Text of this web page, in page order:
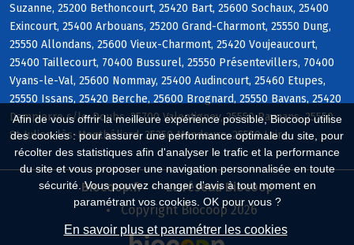
Afin de vous offrir la meilleure expérience possible, Biocoop utilise
des cookies : pour assurer une performance optimale du site, pour
récolter des statistiques afin d'analyser le trafic et la performance
du site et vous proposer une navigation personnalisée en toute
sécurité. Vous pouvez changer d'avis à tout moment en
paramétrant vos cookies. OK pour vous ?
En savoir plus et paramétrer les cookies
Suzanne, 25200 Bethoncourt, 25420 Bart, 25600 Sochaux, 25400
Exincourt, 25400 Arbouans, 25200 Grand-Charmont, 25550 Dung,
25550 Allondans, 25600 Vieux-Charmont, 25420 Voujeaucourt,
25400 Taillecourt, 70400 Bussurel, 25550 Présentevillers, 70400
Vyans-le-Val, 25600 Nommay, 25400 Audincourt, 25460 Etupes,
25550 Issans, 25420 Berche, 25600 Brognard, 25550 Bavans, 25420
Dampierre s/le-Doubs, 25700 Valentigney, 25550 Raynans, 25550
St-Julien-lès-Montbéliard, 25350 Mandeure, 25550 Laire
Biocoop.fr
Le réseau Biocoop
Copyright Biocoop 2026